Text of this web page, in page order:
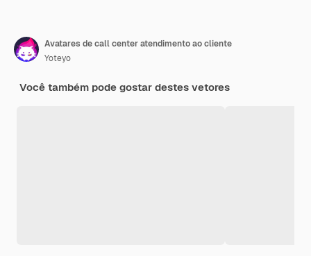
Avatares de call center atendimento ao cliente
Yoteyo
Você também pode gostar destes vetores